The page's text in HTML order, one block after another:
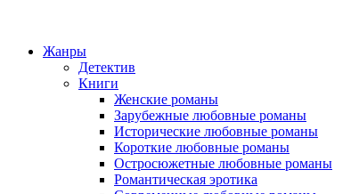
Жанры
Детектив
Книги
Женские романы
Зарубежные любовные романы
Исторические любовные романы
Короткие любовные романы
Остросюжетные любовные романы
Романтическая эротика